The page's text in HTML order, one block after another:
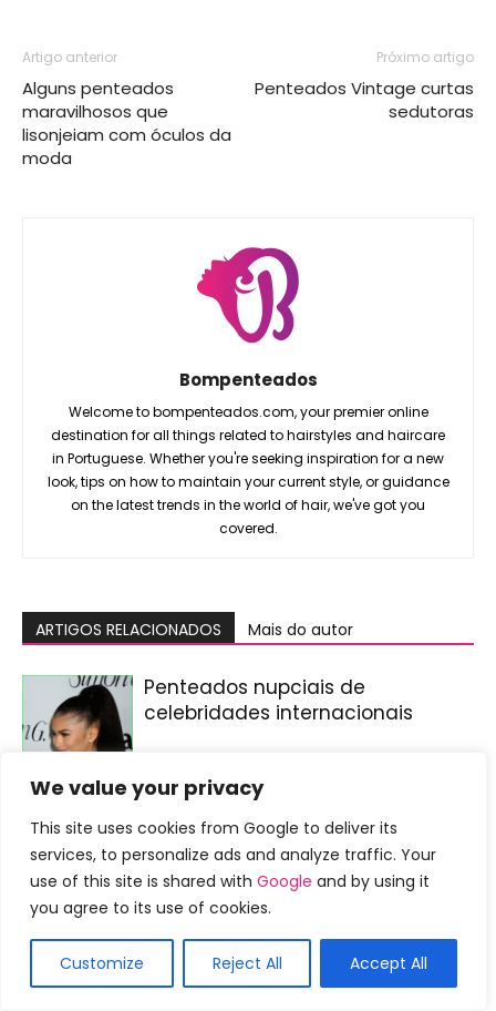
We value your privacy
This site uses cookies from Google to deliver its
services, to personalize ads and analyze traffic. Your
use of this site is shared with Google and by using it
you agree to its use of cookies.
Customize Reject All Accept All
Artigo anterior
Alguns penteados
maravilhosos que
lisonjeiam com óculos da
moda
Próximo artigo
Penteados Vintage curtas
sedutoras
Bompenteados
Welcome to bompenteados.com, your premier online
destination for all things related to hairstyles and haircare
in Portuguese. Whether you're seeking inspiration for a new
look, tips on how to maintain your current style, or guidance
on the latest trends in the world of hair, we've got you
covered.
ARTIGOS RELACIONADOS Mais do autor
Penteados nupciais de
celebridades internacionais
Penteados nupciais de
celebridades
Penteados para celebrantes